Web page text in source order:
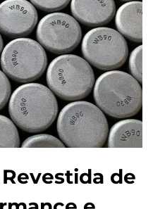
de